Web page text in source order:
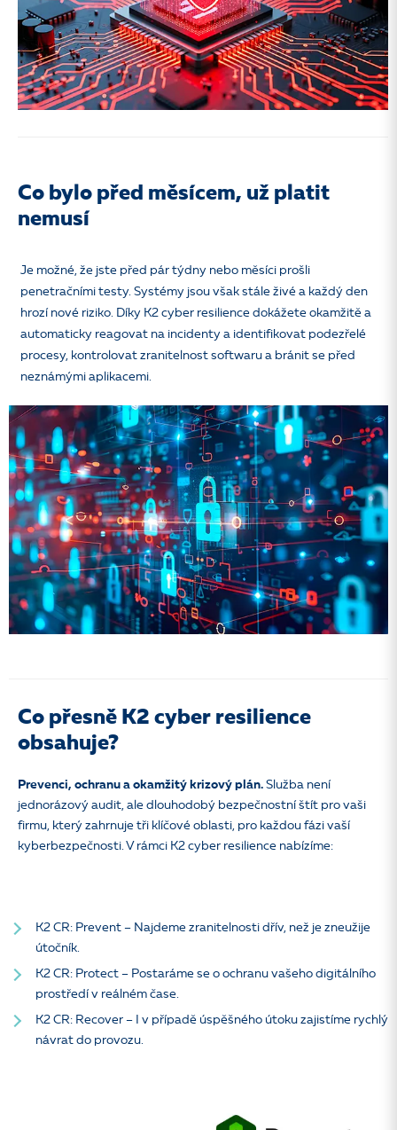
Co bylo před měsícem, už platit
nemusí
Je možné, že jste před pár týdny nebo měsíci prošli
penetračními testy. Systémy jsou však stále živé a každý den
hrozí nové riziko. Díky K2 cyber resilience dokážete okamžitě a
automaticky reagovat na incidenty a identifikovat podezřelé
procesy, kontrolovat zranitelnost softwaru a bránit se před
neznámými aplikacemi.
Co přesně K2 cyber resilience
obsahuje?
Prevenci, ochranu a okamžitý krizový plán. Služba není
jednorázový audit, ale dlouhodobý bezpečnostní štít pro vaši
firmu, který zahrnuje tři klíčové oblasti, pro každou fázi vaší
kyberbezpečnosti. V rámci K2 cyber resilience nabízíme:
K2 CR: Prevent – Najdeme zranitelnosti dřív, než je zneužije
útočník.
K2 CR: Protect – Postaráme se o ochranu vašeho digitálního
prostředí v reálném čase.
K2 CR: Recover – I v případě úspěšného útoku zajistíme rychlý
návrat do provozu.